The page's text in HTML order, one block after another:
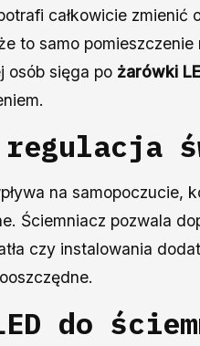
całkowicie
to samo
osób sięga po żarówki
regulacja
na
Ściemniacz pozwala
czy instalowania
do